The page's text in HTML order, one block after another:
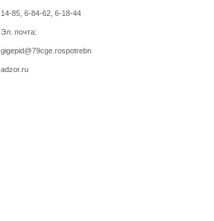
14-85, 6-84-62, 6-18-44
Эл. почта:
gigepid@79cge.rospotrebn
adzor.ru